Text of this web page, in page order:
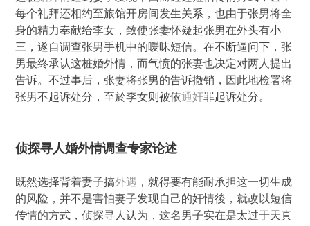
每个礼拜还相约至旅馆开房间发生关系，也由于张男将全
身的精力奉献给李女，致使张妻怀疑起张男在外头有小
三，遂自调查张男手机中的暧昧短信。在不断逼问下，张
男最终承认这桩婚外情，而气愤的张妻也决定对两人提出
告诉。不过事后，张妻将张男的告诉撤销，因此地检署将
张男不起诉处分，至於李女则被依通奸罪起诉处分。
侦探寻人婚外情调查专家论述
既然选择背着妻子搞外遇 ，就得要有能耐承担这一切生成
的风险，并不是害怕妻子发现自己的奸情後，就改以短信
传情的方式，侦探寻人认为，这名男子实在是太过于天真